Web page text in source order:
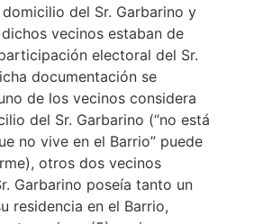
del Sr. Garbarino y
vecinos estaban de
electoral del Sr.
documentación se
de los vecinos considera
del Sr. Garbarino (“no está
no vive en el Barrio” puede
otros dos vecinos
Garbarino poseía tanto un
residencia en el Barrio,